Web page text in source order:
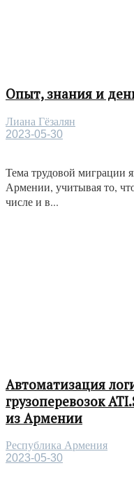
Опыт, знания и
Лиана Гёзалян
2023-05-30
Тема трудовой миграции
Армении, учитывая то,
числе и в...
Автоматизация
грузоперевозок
из Армении
Республика Армения
2023-05-30